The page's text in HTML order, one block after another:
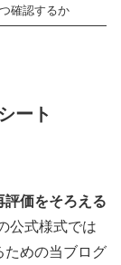
確認するか
ート
価をそろえる
公式様式では
めの当ブログ